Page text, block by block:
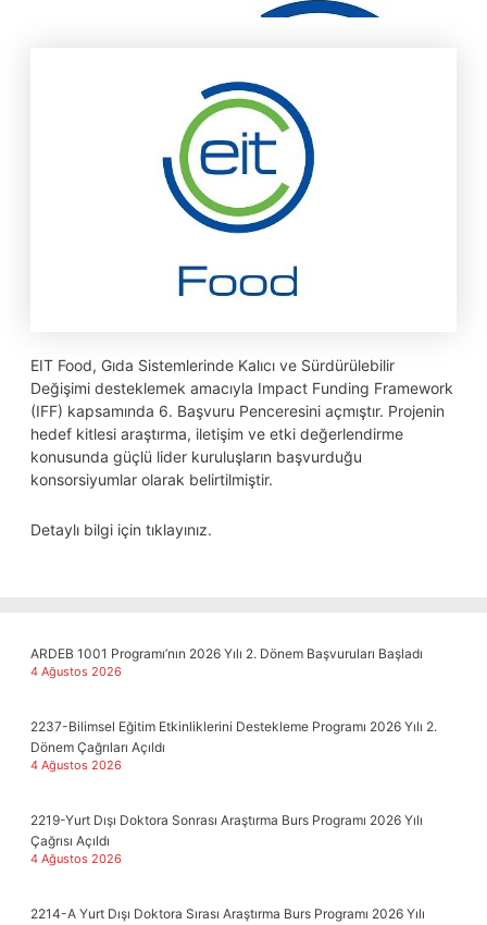
EIT Food, Gıda Sistemlerinde Kalıcı ve Sürdürülebilir
Değişimi desteklemek amacıyla Impact Funding Framework
(IFF) kapsamında 6. Başvuru Penceresini açmıştır. Projenin
hedef kitlesi araştırma, iletişim ve etki değerlendirme
konusunda güçlü lider kuruluşların başvurduğu
konsorsiyumlar olarak belirtilmiştir.
Detaylı bilgi için tıklayınız.
ARDEB 1001 Programı’nın 2026 Yılı 2. Dönem Başvuruları Başladı
4 Ağustos 2026
2237-Bilimsel Eğitim Etkinliklerini Destekleme Programı 2026 Yılı 2.
Dönem Çağrıları Açıldı
4 Ağustos 2026
2219-Yurt Dışı Doktora Sonrası Araştırma Burs Programı 2026 Yılı
Çağrısı Açıldı
4 Ağustos 2026
2214-A Yurt Dışı Doktora Sırası Araştırma Burs Programı 2026 Yılı